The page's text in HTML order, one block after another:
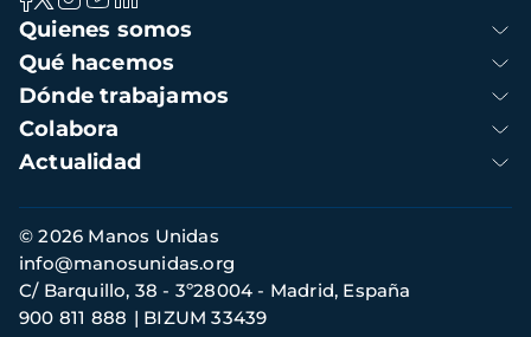
Navegación
principal
Quienes somos
Qué hacemos
Dónde trabajamos
Colabora
Actualidad
Información
de
contacto
© 2026 Manos Unidas
C/ Barquillo, 38 - 3º28004 - Madrid, España
900 811 888
BIZUM 33439
info@manosunidas.org